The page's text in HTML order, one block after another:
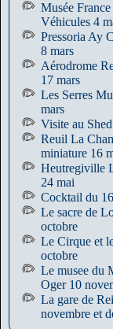
Musée
Véhicules 4
Pressoria Ay
8 mars
Aérodrome
17 mars
Les Serres
mars
Visite au
Reuil La
miniature 16
Heutregiville
24 mai
Cocktail du
Le sacre de
octobre
Le Cirque et
octobre
Le musee du
Oger 10
La gare de
novembre et